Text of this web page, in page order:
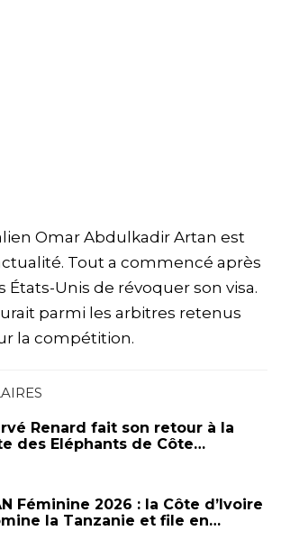
Omar Abdulkadir Artan est
Tout a commencé après
États-Unis de révoquer son visa.
parmi les arbitres retenus
la compétition.
Renard fait son retour à la
des Eléphants de Côte…
Féminine 2026 : la Côte d’Ivoire
la Tanzanie et file en…